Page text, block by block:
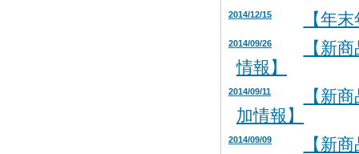
2014/12/15 【年
2014/09/26
【新
情報】
2014/09/11
【新
加情報】
2014/09/09 【新